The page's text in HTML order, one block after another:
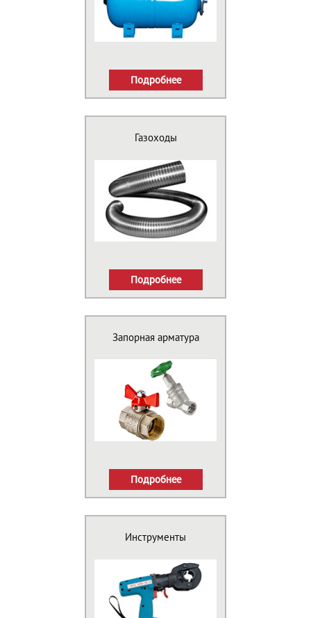
Подробнее
Газоходы
Подробнее
Запорная арматура
Подробнее
Инструменты